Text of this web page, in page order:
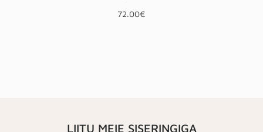
72.00€
LIITU MEIE SISERINGIGA